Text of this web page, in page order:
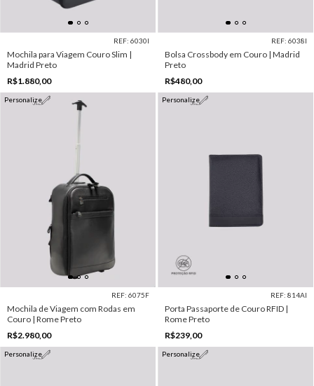
REF: 6030I
Mochila para Viagem Couro Slim |
Madrid Preto
R$1.880,00
REF: 6038I
Bolsa Crossbody em Couro | Madrid
Preto
R$480,00
Personalize
REF: 6075F
Mochila de Viagem com Rodas em
Couro | Rome Preto
R$2.980,00
Personalize
REF: 814AI
Porta Passaporte de Couro RFID |
Rome Preto
R$239,00
Personalize Personalize